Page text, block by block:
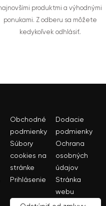
produktmi a výhodnými
ponukami. Z odberu sa môžete
kedykoľvek odhlásiť.
Obchodné
podmienky
Dodacie
podmienky
Súbory
cookies na
stránke
Ochrana
osobných
údajov
Prihlásenie
Stránka
webu